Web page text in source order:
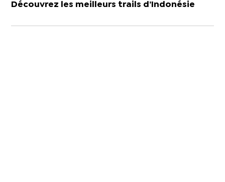
Découvrez les meilleurs trails d’Indonésie